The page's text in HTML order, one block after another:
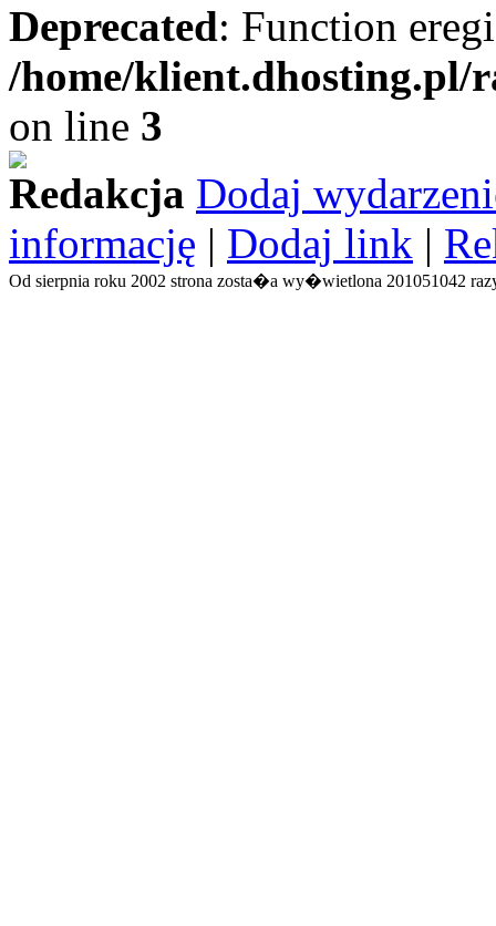
Deprecated: Function
/home/
on line 3
Redakcja Dodaj
informację | Dodaj link |
Od sierpnia roku 2002 strona zosta�a wy�wietlona 201051042